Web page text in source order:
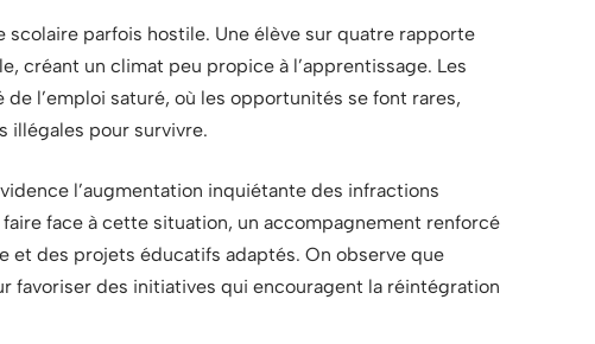
parfois hostile. Une élève sur quatre rapporte
créant un climat peu propice à l’apprentissage. Les
l’emploi saturé, où les opportunités se font rares,
illégales pour survivre.
l’augmentation inquiétante des infractions
face à cette situation, un accompagnement renforcé
et des projets éducatifs adaptés. On observe que
favoriser des initiatives qui encouragent la réintégration